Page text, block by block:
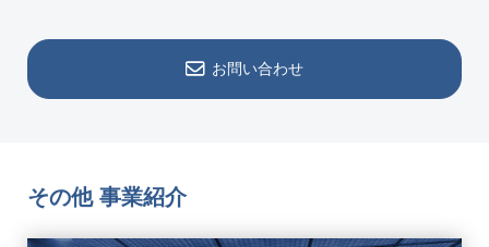
お問い合わせ
その他 事業紹介